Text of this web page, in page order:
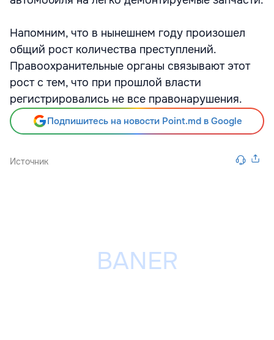
Напомним, что в нынешнем году произошел
общий рост количества преступлений.
Правоохранительные органы связывают этот
рост с тем, что при прошлой власти
регистрировались не все правонарушения.
Подпишитесь на новости Point.md в Google
Источник